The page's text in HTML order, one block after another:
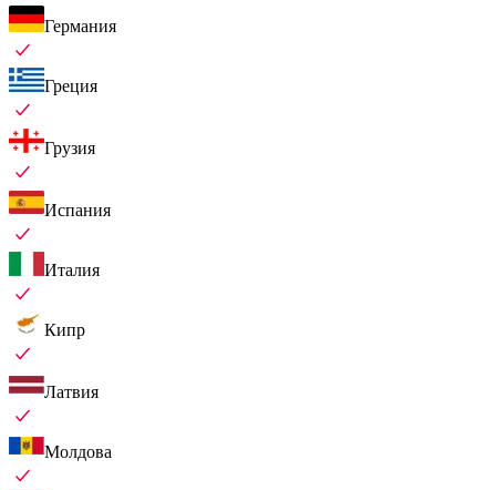
Германия
Греция
Грузия
Испания
Италия
Кипр
Латвия
Молдова